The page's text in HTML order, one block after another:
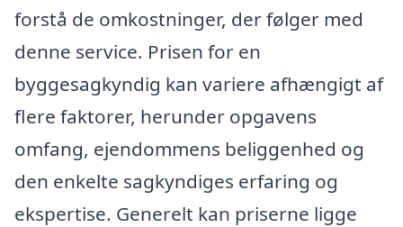
forstå de omkostninger, der følger med
denne service. Prisen for en
byggesagkyndig kan variere afhængigt af
flere faktorer, herunder opgavens
omfang, ejendommens beliggenhed og
den enkelte sagkyndiges erfaring og
ekspertise. Generelt kan priserne ligge